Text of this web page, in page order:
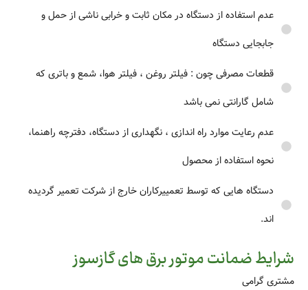
عدم استفاده از دستگاه در مکان ثابت و خرابی ناشی از حمل و
جابجایی دستگاه
قطعات مصرفی چون : فیلتر روغن ، فیلتر هوا، شمع و باتری که
شامل گارانتی نمی باشد
عدم رعایت موارد راه اندازی ، نگهداری از دستگاه، دفترچه راهنما،
نحوه استفاده از محصول
دستگاه هایی که توسط تعمییرکاران خارج از شرکت تعمیر گردیده
اند.
شرایط ضمانت موتور برق های گازسوز
مشتری گرامی